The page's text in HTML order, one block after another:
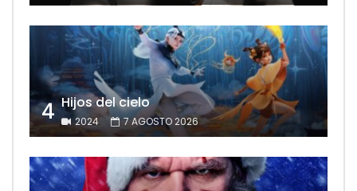
4 Hijos del cielo
2024 7 AGOSTO 2026